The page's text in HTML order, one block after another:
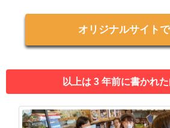
オリジナルサイト
以上は 3 年前に書かれ